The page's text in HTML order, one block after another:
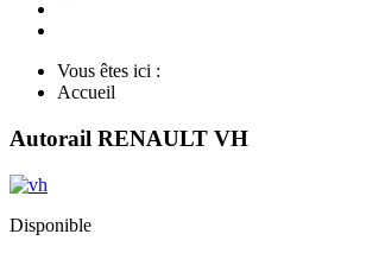
Vous êtes ici :
Accueil
Autorail RENAULT VH
Disponible